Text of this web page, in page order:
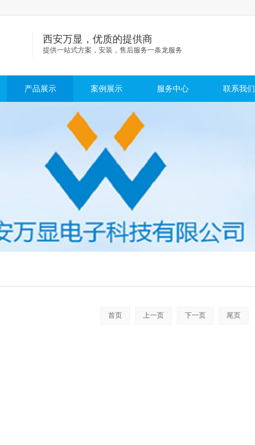
西安万显，优质的提供商
提供一站式方案，安装，售后服务一条龙服务
产品展示 案例展示 服务中心 联系我们
首页 上一页 下一页 尾页